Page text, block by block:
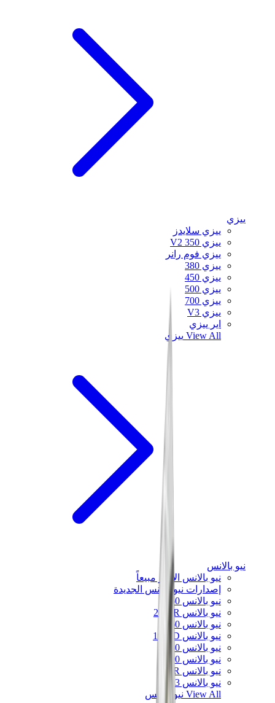
ييزي
ييزي سلايدز
ييزي 350 V2
ييزي فوم رانر
ييزي 380
ييزي 450
ييزي 500
ييزي 700
ييزي V3
اير ييزي
View All ييزي
نيو بالانس
نيو بالانس الأكثر مبيعاً
إصدارات نيو بالانس الجديدة
نيو بالانس 550
نيو بالانس 2002R
نيو بالانس 9060
نيو بالانس 1906D
نيو بالانس 530
نيو بالانس 990
نيو بالانس 650R
نيو بالانس 993
View All نيو بالانس